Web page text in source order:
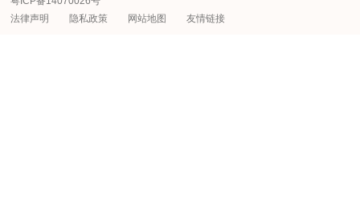
法律声明 隐私政策 网站地图 友情链接